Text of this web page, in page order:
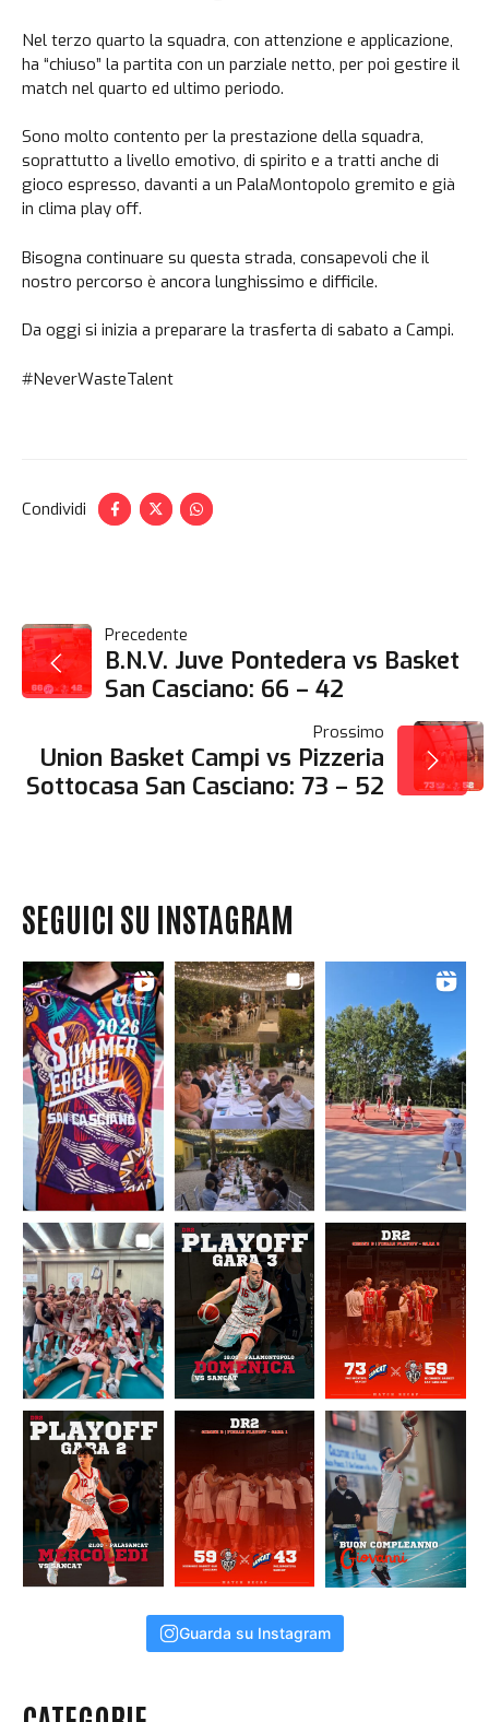
Nel terzo quarto la squadra, con attenzione e applicazione,
ha “chiuso” la partita con un parziale netto, per poi gestire il
match nel quarto ed ultimo periodo.
Sono molto contento per la prestazione della squadra,
soprattutto a livello emotivo, di spirito e a tratti anche di
gioco espresso, davanti a un PalaMontopolo gremito e già
in clima play off.
Bisogna continuare su questa strada, consapevoli che il
nostro percorso è ancora lunghissimo e difficile.
Da oggi si inizia a preparare la trasferta di sabato a Campi.
#NeverWasteTalent
Condividi
NAVIGAZIONE
ARTICOLI
Precedente
B.N.V. Juve Pontedera vs Basket
San Casciano: 66 – 42
Prossimo
Union Basket Campi vs Pizzeria
Sottocasa San Casciano: 73 – 52
SEGUICI SU INSTAGRAM
Guarda su Instagram